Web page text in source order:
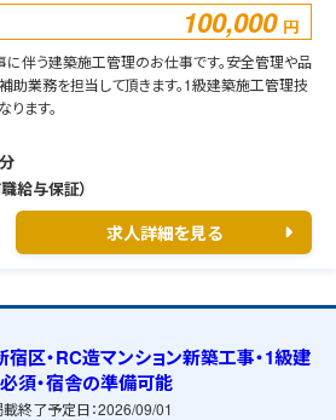
100,000 円
伴う建築施工管理のお仕事です。安全管理や品
助業務を担当して頂きます。1級建築施工管理技
ます。
給与保証）
求人詳細を見る
区・RC造マンション新築工事・1級建
須・宿舎の準備可能
終了予定日：2026/09/01